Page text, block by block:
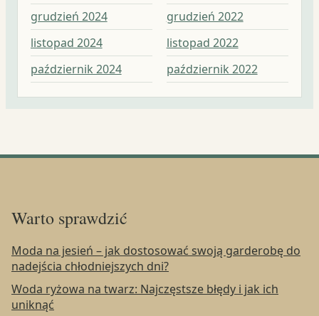
grudzień 2024
listopad 2024
październik 2024
grudzień 2022
listopad 2022
październik 2022
Warto sprawdzić
Moda na jesień – jak dostosować swoją garderobę do
nadejścia chłodniejszych dni?
Woda ryżowa na twarz: Najczęstsze błędy i jak ich
uniknąć